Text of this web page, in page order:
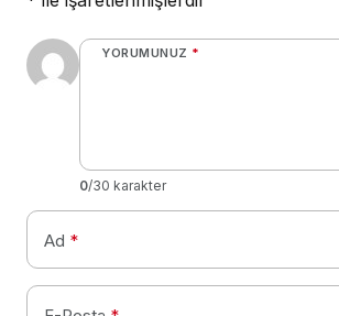
YORUMUNUZ *
0/30 karakter
Ad *